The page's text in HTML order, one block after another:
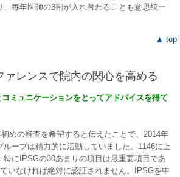
、毎年医師の3割が入れ替わることも意思統一
▲ top
ァレンスで院内の関心を高める
ミュニケーションをとってアドバイスを得て
初めの審査を希望すると伝えたことで、2014年
ループは精力的に活動していました。1146に上
特にIPSGの30あまりの項目は最重要項目であ
いなければ絶対に認証されません。IPSGを中